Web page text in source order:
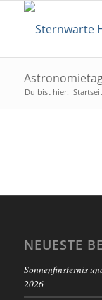
Du bist hier:
NEUESTE
Sonnenfinsternis
2026